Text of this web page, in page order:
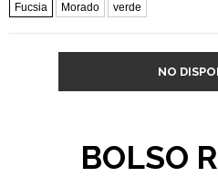
Fucsia Morado verde
NO
BOLSO